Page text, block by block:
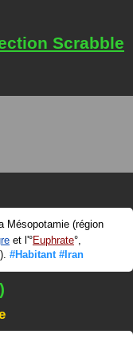
Scrabble
Mésopotamie (région
et l' Euphrate ,
). #Habitant #Iran